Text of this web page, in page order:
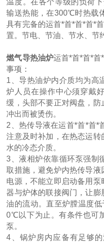
温度。在各个等级的负荷
输送热能，在300℃时热载
具有完备的运首*首*首*首*
置。节电、节油、节水、节
燃气导热油炉运首*首*首*首
事项：
1、导热油炉内介质均为高
炉人员在操作中心须穿戴
缓，头部不要正对阀盘，
冲出而被烫伤。
2、热传导液在运首*首*首*
注意及时补加，在热态运
水的冷态介质。
3、液相炉依靠循环泵强制
取措施，避免炉内热传导
电源，不能立即启动备用
器与炉体的联接阀门，让
油的流动。直至炉膛温度
0℃以下为止。有条件也可
泵。
4、锅炉房内应备有足够